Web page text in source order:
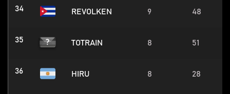
34 REVOLKEN 9 48
35 TOTRAIN 8 51
36 HIRU 8 28